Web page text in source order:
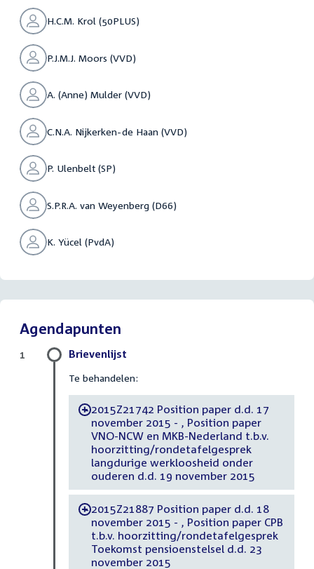
H.C.M. Krol (50PLUS)
P.J.M.J. Moors (VVD)
A. (Anne) Mulder (VVD)
C.N.A. Nijkerken-de Haan (VVD)
P. Ulenbelt (SP)
S.P.R.A. van Weyenberg (D66)
K. Yücel (PvdA)
Agendapunten
Brievenlijst
Te behandelen:
-2015Z21742 Position paper d.d. 17
november 2015 - , Position paper
VNO-NCW en MKB-Nederland t.b.v.
hoorzitting/rondetafelgesprek
langdurige werkloosheid onder
ouderen d.d. 19 november 2015
-2015Z21887 Position paper d.d. 18
november 2015 - , Position paper CPB
t.b.v. hoorzitting/rondetafelgesprek
Toekomst pensioenstelsel d.d. 23
november 2015
1